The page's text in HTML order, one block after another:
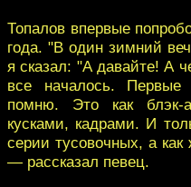
Топалов впервые
года. "В один зимний
я сказал: "А давайте! А
все началось. Первые
помню. Это как блэк-
кусками, кадрами. И
серии тусовочных, а
— рассказал певец.